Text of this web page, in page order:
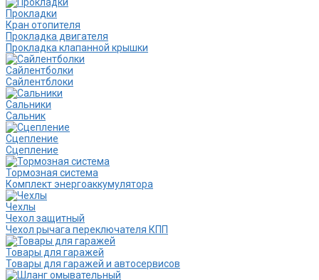
Прокладки
Кран отопителя
Прокладка двигателя
Прокладка клапанной крышки
Сайлентболки
Сайлентблоки
Сальники
Сальник
Сцепление
Сцепление
Тормозная система
Комплект энергоаккумулятора
Чехлы
Чехол защитный
Чехол рычага переключателя КПП
Товары для гаражей
Товары для гаражей и автосервисов